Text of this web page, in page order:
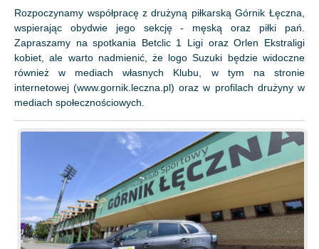
Rozpoczynamy współpracę z drużyną piłkarską Górnik Łęczna,
wspierając obydwie jego sekcję - męską oraz piłki pań.
Zapraszamy na spotkania Betclic 1 Ligi oraz Orlen Ekstraligi
kobiet, ale warto nadmienić, że logo Suzuki będzie widoczne
również w mediach własnych Klubu, w tym na stronie
internetowej (www.gornik.leczna.pl) oraz w profilach drużyny w
mediach społecznościowych.